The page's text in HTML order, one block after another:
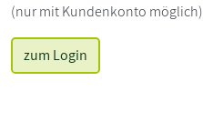
(nur mit Kundenkonto möglich)
zum Login